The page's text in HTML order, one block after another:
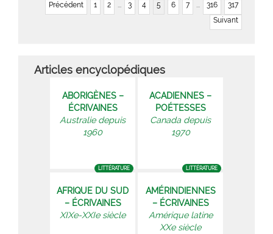
Précédent 1 2 ... 3 4 5 6 7 ... 316
317
Suivant
Articles encyclopédiques
ABORIGÈNES –
ÉCRIVAINES
Australie depuis
1960
LITTÉRATURE
ACADIENNES –
POÉTESSES
Canada depuis
1970
LITTÉRATURE
AFRIQUE DU SUD
– ÉCRIVAINES
XIXe-XXIe siècle
AMÉRINDIENNES
– ÉCRIVAINES
Amérique latine
XXe siècle